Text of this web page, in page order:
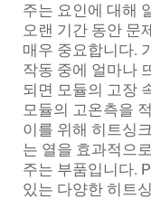
주는 요인에 대해
오랜 기간 동안 문
매우 중요합니다.
작동 중에 얼마나
되면 모듈의 고장
모듈의 고온측을
이를 위해 히트싱
는 열을 효과적으
주는 부품입니다.
있는 다양한 히트